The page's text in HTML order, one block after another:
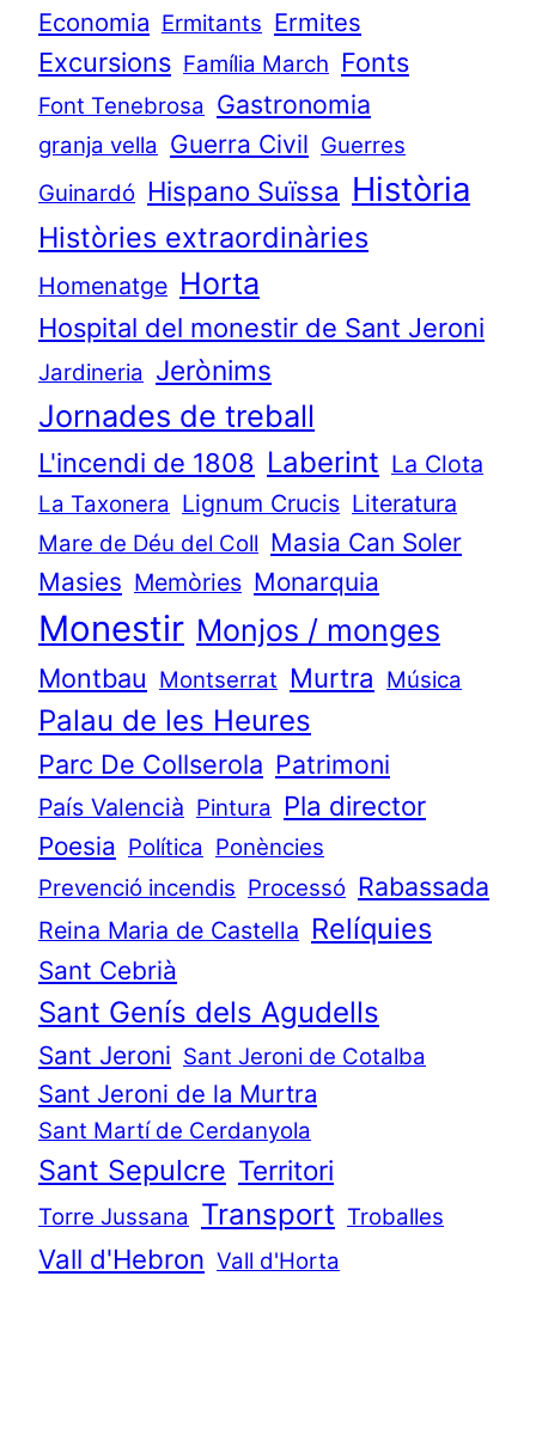
Economia Ermitants Ermites
Excursions Família March Fonts
Font Tenebrosa Gastronomia
granja vella Guerra Civil Guerres
Guinardó Hispano Suïssa Història
Històries extraordinàries
Homenatge Horta
Hospital del monestir de Sant Jeroni
Jardineria Jerònims
Jornades de treball
L'incendi de 1808 Laberint La Clota
La Taxonera Lignum Crucis Literatura
Mare de Déu del Coll Masia Can Soler
Masies Memòries Monarquia
Monestir Monjos / monges
Montbau Montserrat Murtra Música
Palau de les Heures
Parc De Collserola Patrimoni
País Valencià Pintura Pla director
Poesia Política Ponències
Prevenció incendis Processó Rabassada
Reina Maria de Castella Relíquies
Sant Cebrià
Sant Genís dels Agudells
Sant Jeroni Sant Jeroni de Cotalba
Sant Jeroni de la Murtra
Sant Martí de Cerdanyola
Sant Sepulcre Territori
Torre Jussana Transport Troballes
Vall d'Hebron Vall d'Horta